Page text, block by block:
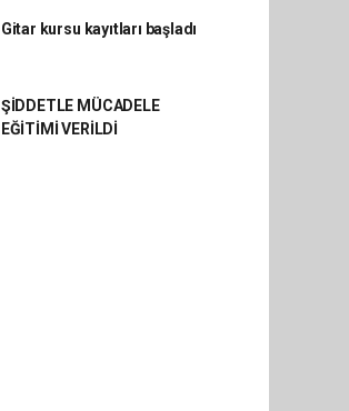
Gitar kursu kayıtları başladı
ŞİDDETLE MÜCADELE
EĞİTİMİ VERİLDİ